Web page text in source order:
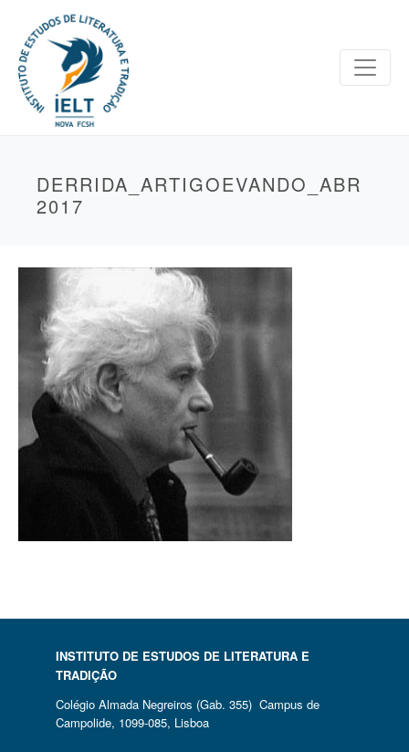
DERRIDA_ARTIGOEVANDO_ABR
2017
INSTITUTO DE ESTUDOS DE LITERATURA E
TRADIÇÃO
Colégio Almada Negreiros (Gab. 355) Campus de
Campolide, 1099-085, Lisboa